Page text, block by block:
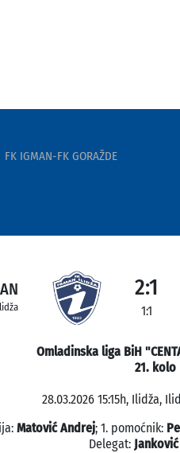
FK IGMAN-FK GORAŽDE
2:1
1:1
Omladinska liga BiH
21. kolo
28.03.2026 15:15h, Ilidža,
Matović Andrej; 1. pomoćnik:
Delegat: